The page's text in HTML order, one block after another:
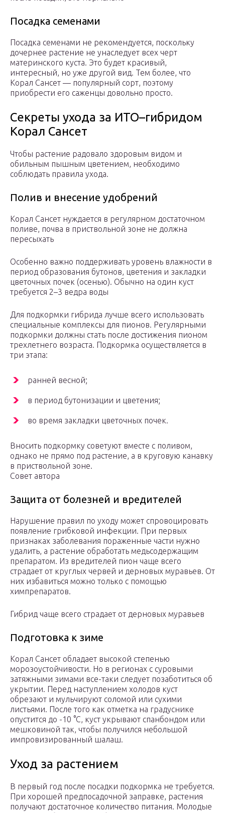
Посадка семенами
Посадка семенами не рекомендуется, поскольку
дочернее растение не унаследует всех черт
материнского куста. Это будет красивый,
интересный, но уже другой вид. Тем более, что
Корал Сансет — популярный сорт, поэтому
приобрести его саженцы довольно просто.
Секреты ухода за ИТО–гибридом
Корал Сансет
Чтобы растение радовало здоровым видом и
обильным пышным цветением, необходимо
соблюдать правила ухода.
Полив и внесение удобрений
Корал Сансет нуждается в регулярном достаточном
поливе, почва в приствольной зоне не должна
пересыхать
Особенно важно поддерживать уровень влажности в
период образования бутонов, цветения и закладки
цветочных почек (осенью). Обычно на один куст
требуется 2–3 ведра воды
Для подкормки гибрида лучше всего использовать
специальные комплексы для пионов. Регулярными
подкормки должны стать после достижения пионом
трехлетнего возраста. Подкормка осуществляется в
три этапа:
ранней весной;
в период бутонизации и цветения;
во время закладки цветочных почек.
Вносить подкормку советуют вместе с поливом,
однако не прямо под растение, а в круговую канавку
в приствольной зоне.
Совет автора
Защита от болезней и вредителей
Нарушение правил по уходу может спровоцировать
появление грибковой инфекции. При первых
признаках заболевания пораженные части нужно
удалить, а растение обработать медьсодержащим
препаратом. Из вредителей пион чаще всего
страдает от круглых червей и дерновых муравьев. От
них избавиться можно только с помощью
химпрепаратов.
Гибрид чаще всего страдает от дерновых муравьев
Подготовка к зиме
Корал Сансет обладает высокой степенью
морозоустойчивости. Но в регионах с суровыми
затяжными зимами все-таки следует позаботиться об
укрытии. Перед наступлением холодов куст
обрезают и мульчируют соломой или сухими
листьями. После того как отметка на градуснике
опустится до -10 °C, куст укрывают спанбондом или
мешковиной так, чтобы получился небольшой
импровизированный шалаш.
Уход за растением
В первый год после посадки подкормка не требуется.
При хорошей предпосадочной заправке, растения
получают достаточное количество питания. Молодые